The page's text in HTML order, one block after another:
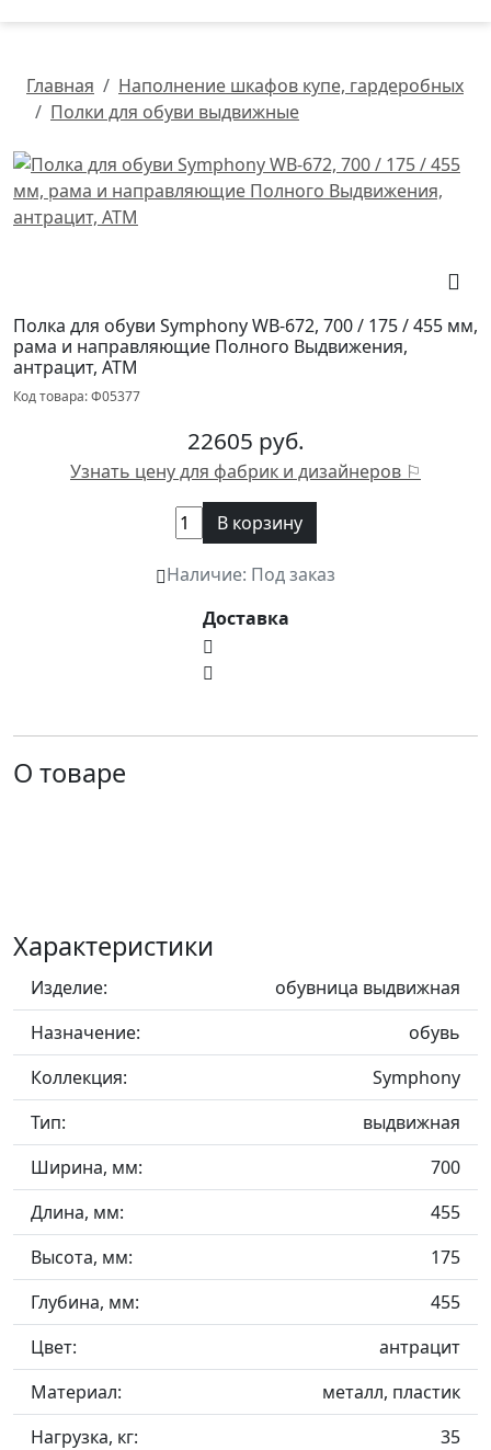
Главная
Наполнение шкафов купе, гардеробных
Полки для обуви выдвижные
Полка для обуви Symphony WB-672, 700 / 175 / 455 мм,
рама и направляющие Полного Выдвижения,
антрацит, ATM
Код товара: Ф05377
22605 руб.
Узнать цену для фабрик и дизайнеров ⚐
В корзину
Наличие: Под заказ
Доставка
О товаре
Характеристики
Изделие:
обувница выдвижная
Назначение:
обувь
Коллекция:
Symphony
Тип:
выдвижная
Ширина, мм:
700
Длина, мм:
455
Высота, мм:
175
Глубина, мм:
455
Цвет:
антрацит
Материал:
металл, пластик
Нагрузка, кг:
35